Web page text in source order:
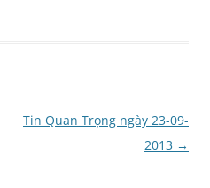
Tin Quan Trọng ngày 23-09-
2013 →